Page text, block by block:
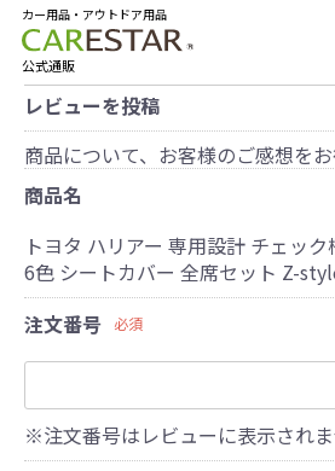
カー用品・アウトドア用品
公式通販
レビューを投稿
商品について、お客様のご感想をお
商品名
トヨタ ハリアー 専用設計 チェッ
6色 シートカバー 全席セット Z-
注文番号
必須
※注文番号はレビューに表示されま